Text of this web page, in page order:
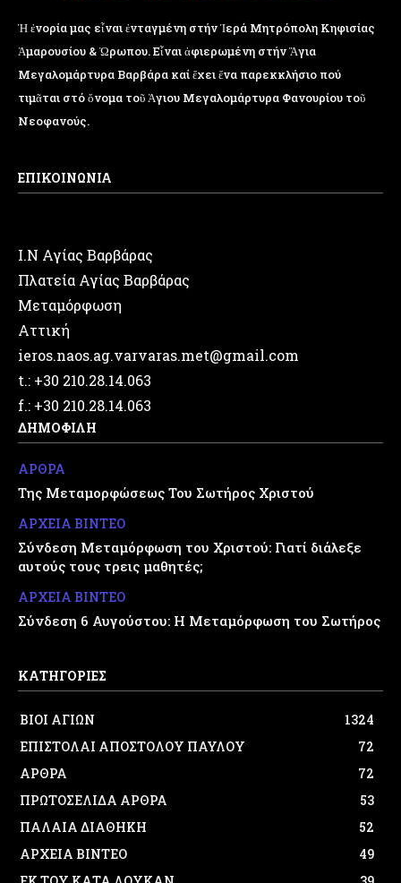
Ἡ ἐνορία μας εἶναι ἐνταγμένη στήν Ἱερά Μητρόπολη Κηφισίας
Ἁμαρουσίου & Ὠρωπου. Εἶναι ἀφιερωμένη στήν Ἅγια
Μεγαλομάρτυρα Βαρβάρα καί ἔχει ἕνα παρεκκλήσιο πού
τιμᾶται στό ὄνομα τοῦ Ἁγιου Μεγαλομάρτυρα Φανουρίου τοῦ
Νεοφανούς.
ΕΠΙΚΟΙΝΩΝΙΑ
Ι.Ν Αγίας Βαρβάρας
Πλατεία Αγίας Βαρβάρας
Μεταμόρφωση
Αττική
ieros.naos.ag.varvaras.met@gmail.com
t.: +30 210.28.14.063
f.: +30 210.28.14.063
ΔΗΜΟΦΙΛΗ
ΑΡΘΡΑ
Της Μεταμορφώσεως Του Σωτήρος Χριστού
ΑΡΧΕΙΑ ΒΙΝΤΕΟ
Σύνδεση Μεταμόρφωση του Χριστού: Γιατί διάλεξε
αυτούς τους τρεις μαθητές;
ΑΡΧΕΙΑ ΒΙΝΤΕΟ
Σύνδεση 6 Αυγούστου: Η Μεταμόρφωση του Σωτήρος
ΚΑΤΗΓΟΡΙΕΣ
ΒΙΟΙ ΑΓΙΩΝ
1324
ΕΠΙΣΤΟΛΑΙ ΑΠΟΣΤΟΛΟΥ ΠΑΥΛΟΥ
72
ΑΡΘΡΑ
72
ΠΡΩΤΟΣΕΛΙΔΑ ΑΡΘΡΑ
53
ΠΑΛΑΙΑ ΔΙΑΘΗΚΗ
52
ΑΡΧΕΙΑ ΒΙΝΤΕΟ
49